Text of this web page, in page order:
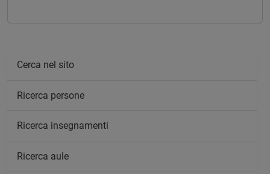
Cerca nel sito
Ricerca persone
Ricerca insegnamenti
Ricerca aule